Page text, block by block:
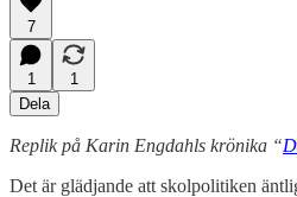
7
1
1
Dela
Replik på Karin Engdahls krönika “
Det är glädjande att skolpolitiken